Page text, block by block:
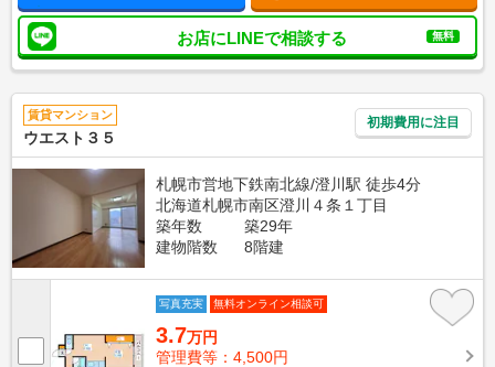
お店にLINEで相談する 無料
賃貸マンション
ウエスト３５
初期費用に注目
札幌市営地下鉄南北線/澄川駅 徒歩4分
北海道札幌市南区澄川４条１丁目
築年数
築29年
建物階数
8階建
写真充実 無料オンライン相談可
3.7万円
管理費等：4,500円